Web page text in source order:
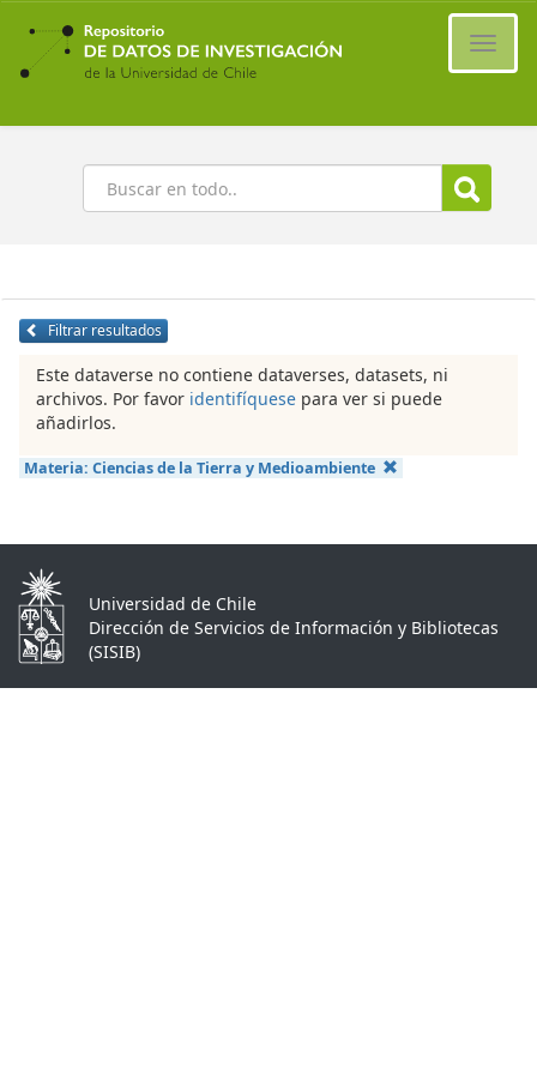
Ir
contenido
principal
Buscar
Filtrar resultados
Este dataverse no contiene dataverses, datasets, ni
archivos. Por favor identifíquese para ver si puede
añadirlos.
Materia: Ciencias de la Tierra y Medioambiente
Universidad de Chile
Dirección de Servicios de Información y Bibliotecas
(SISIB)